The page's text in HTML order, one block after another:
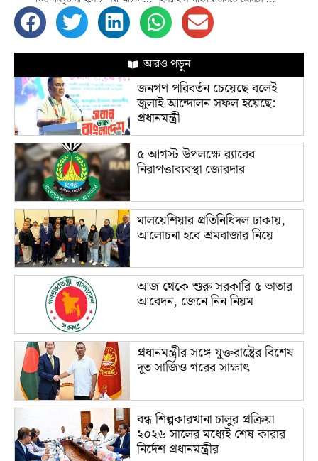
আরও পড়ুন
জনগণ পরিবর্তন চেয়েছে বলেই
জুলাই আন্দোলন সফল হয়েছে:
প্রধানমন্ত্রী
৫ আগস্ট উপলক্ষে র‌্যাবের
নিরাপত্তাব্যবস্থা জোরদার
মালয়েশিয়ার প্রতিনিধিদল ঢাকায়,
আলোচনা হবে শ্রমবাজার নিয়ে
আজ থেকে শুরু সরকারি ৫ ভাতার
আবেদন, জেনে নিন নিয়ম
প্রধানমন্ত্রীর সঙ্গে যুক্তরাষ্ট্রের বিশেষ
দূত সার্জিও গরের সাক্ষাৎ
বন্ধ শিল্পকারখানা চালুর প্রক্রিয়া
২০২৬ সালের মধ্যেই শেষ কারার
নির্দেশ প্রধানমন্ত্রীর